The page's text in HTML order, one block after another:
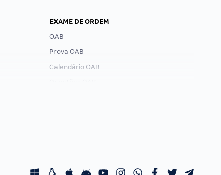
EXAME DE ORDEM
OAB
Prova OAB
Calendário OAB